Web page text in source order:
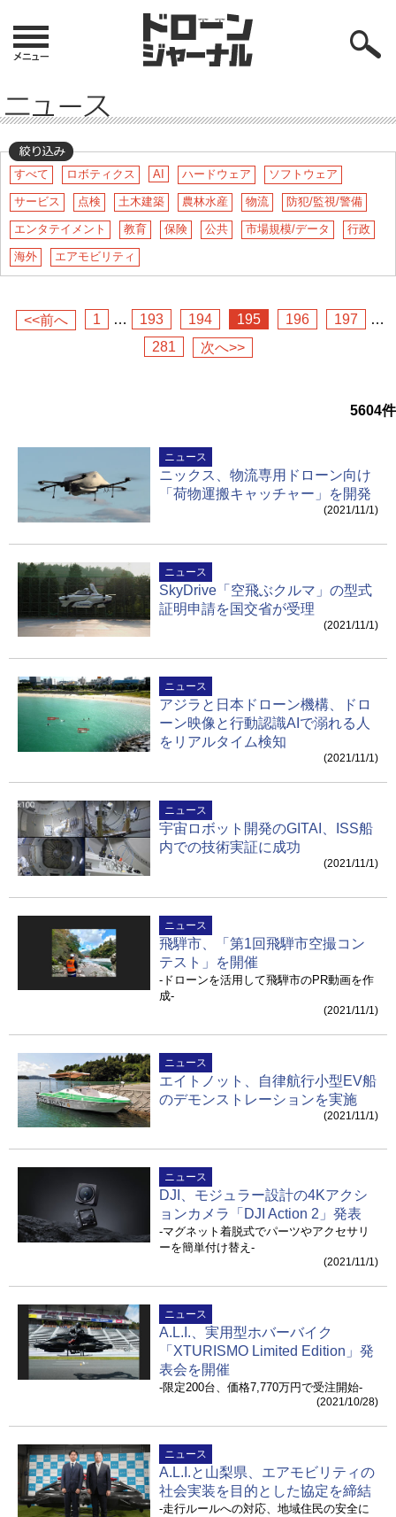
すべて ロボティクス AI ハードウェア ソフトウェア
サービス 点検 土木建築 農林水産 物流 防犯/監視/警備
エンタテイメント 教育 保険 公共 市場規模/データ 行政
海外 エアモビリティ
<<前へ 1 … 193 194 195 196 197
…
281
次へ>>
5604件
ニュース
ニックス、物流専用ドローン向け
「荷物運搬キャッチャー」を開発
(2021/11/1)
ニュース
SkyDrive「空飛ぶクルマ」の型式
証明申請を国交省が受理
(2021/11/1)
ニュース
アジラと日本ドローン機構、ドロ
ーン映像と行動認識AIで溺れる人
をリアルタイム検知
(2021/11/1)
ニュース
宇宙ロボット開発のGITAI、ISS船
内での技術実証に成功
(2021/11/1)
ニュース
飛騨市、「第1回飛騨市空撮コン
テスト」を開催
-ドローンを活用して飛騨市のPR動画を作
成-
(2021/11/1)
ニュース
エイトノット、自律航行小型EV船
のデモンストレーションを実施
(2021/11/1)
ニュース
DJI、モジュラー設計の4Kアクシ
ョンカメラ「DJI Action 2」発表
-マグネット着脱式でパーツやアクセサリ
ーを簡単付け替え-
(2021/11/1)
ニュース
A.L.I.、実用型ホバーバイク
「XTURISMO Limited Edition」発
表会を開催
-限定200台、価格7,770万円で受注開始-
(2021/10/28)
ニュース
A.L.I.と山梨県、エアモビリティの
社会実装を目的とした協定を締結
-走行ルールへの対応、地域住民の安全に